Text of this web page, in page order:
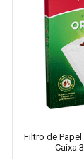
Filtro de
Caixa